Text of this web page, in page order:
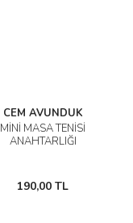
CEM AVUNDUK
MİNİ MASA TENİSİ
ANAHTARLIĞI
190,00 TL